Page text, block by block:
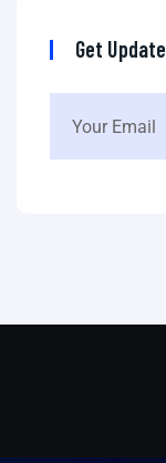
Get Update